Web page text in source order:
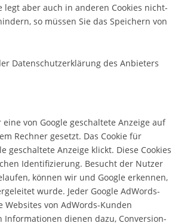
legt aber auch in anderen Cookies nicht-
so müssen Sie das Speichern von
Datenschutzerklärung des Anbieters
von Google geschaltete Anzeige auf
Rechner gesetzt. Das Cookie für
geschaltete Anzeige klickt. Diese Cookies
Identifizierung. Besucht der Nutzer
können wir und Google erkennen,
wurde. Jeder Google AdWords-
von AdWords-Kunden
dienen dazu, Conversion-